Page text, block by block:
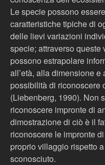
Le specie possono
caratteristiche tipiche di
delle lievi variazioni
specie; attraverso
possono estrapolare
all’età, alla dimensione
possibilità di riconoscere
(Liebenberg, 1990). Non
riconoscere impronte di
dimostrazione di ciò è il
riconoscere le impronte
proprio villaggio rispetto
sconosciuto.